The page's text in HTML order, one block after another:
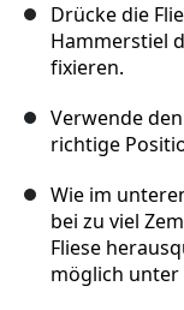
Drücke die
Hammerstiel
fixieren.
Verwende
richtige
Wie im
bei zu viel
Fliese
möglich unter